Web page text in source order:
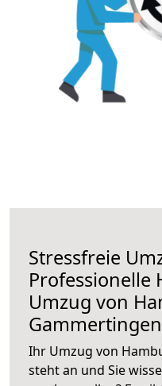
Stressfreie
Professionelle
Umzug von
Gammertingen
Ihr Umzug von
steht an und Sie